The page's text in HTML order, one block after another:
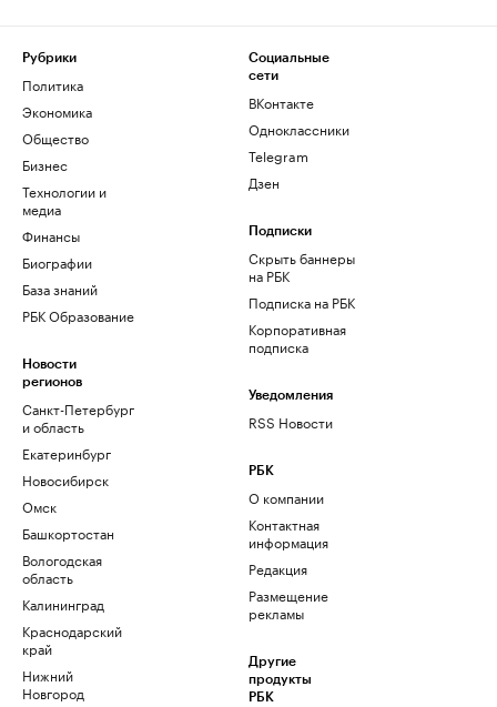
Рубрики
Политика
Экономика
Общество
Бизнес
Технологии и
медиа
Финансы
Биографии
База знаний
РБК Образование
Новости
регионов
Санкт-Петербург
и область
Екатеринбург
Новосибирск
Омск
Башкортостан
Вологодская
область
Калининград
Краснодарский
край
Нижний
Новгород
Социальные
сети
ВКонтакте
Одноклассники
Telegram
Дзен
Подписки
Скрыть баннеры
на РБК
Подписка на РБК
Корпоративная
подписка
Уведомления
RSS Новости
РБК
О компании
Контактная
информация
Редакция
Размещение
рекламы
Другие
продукты
РБК